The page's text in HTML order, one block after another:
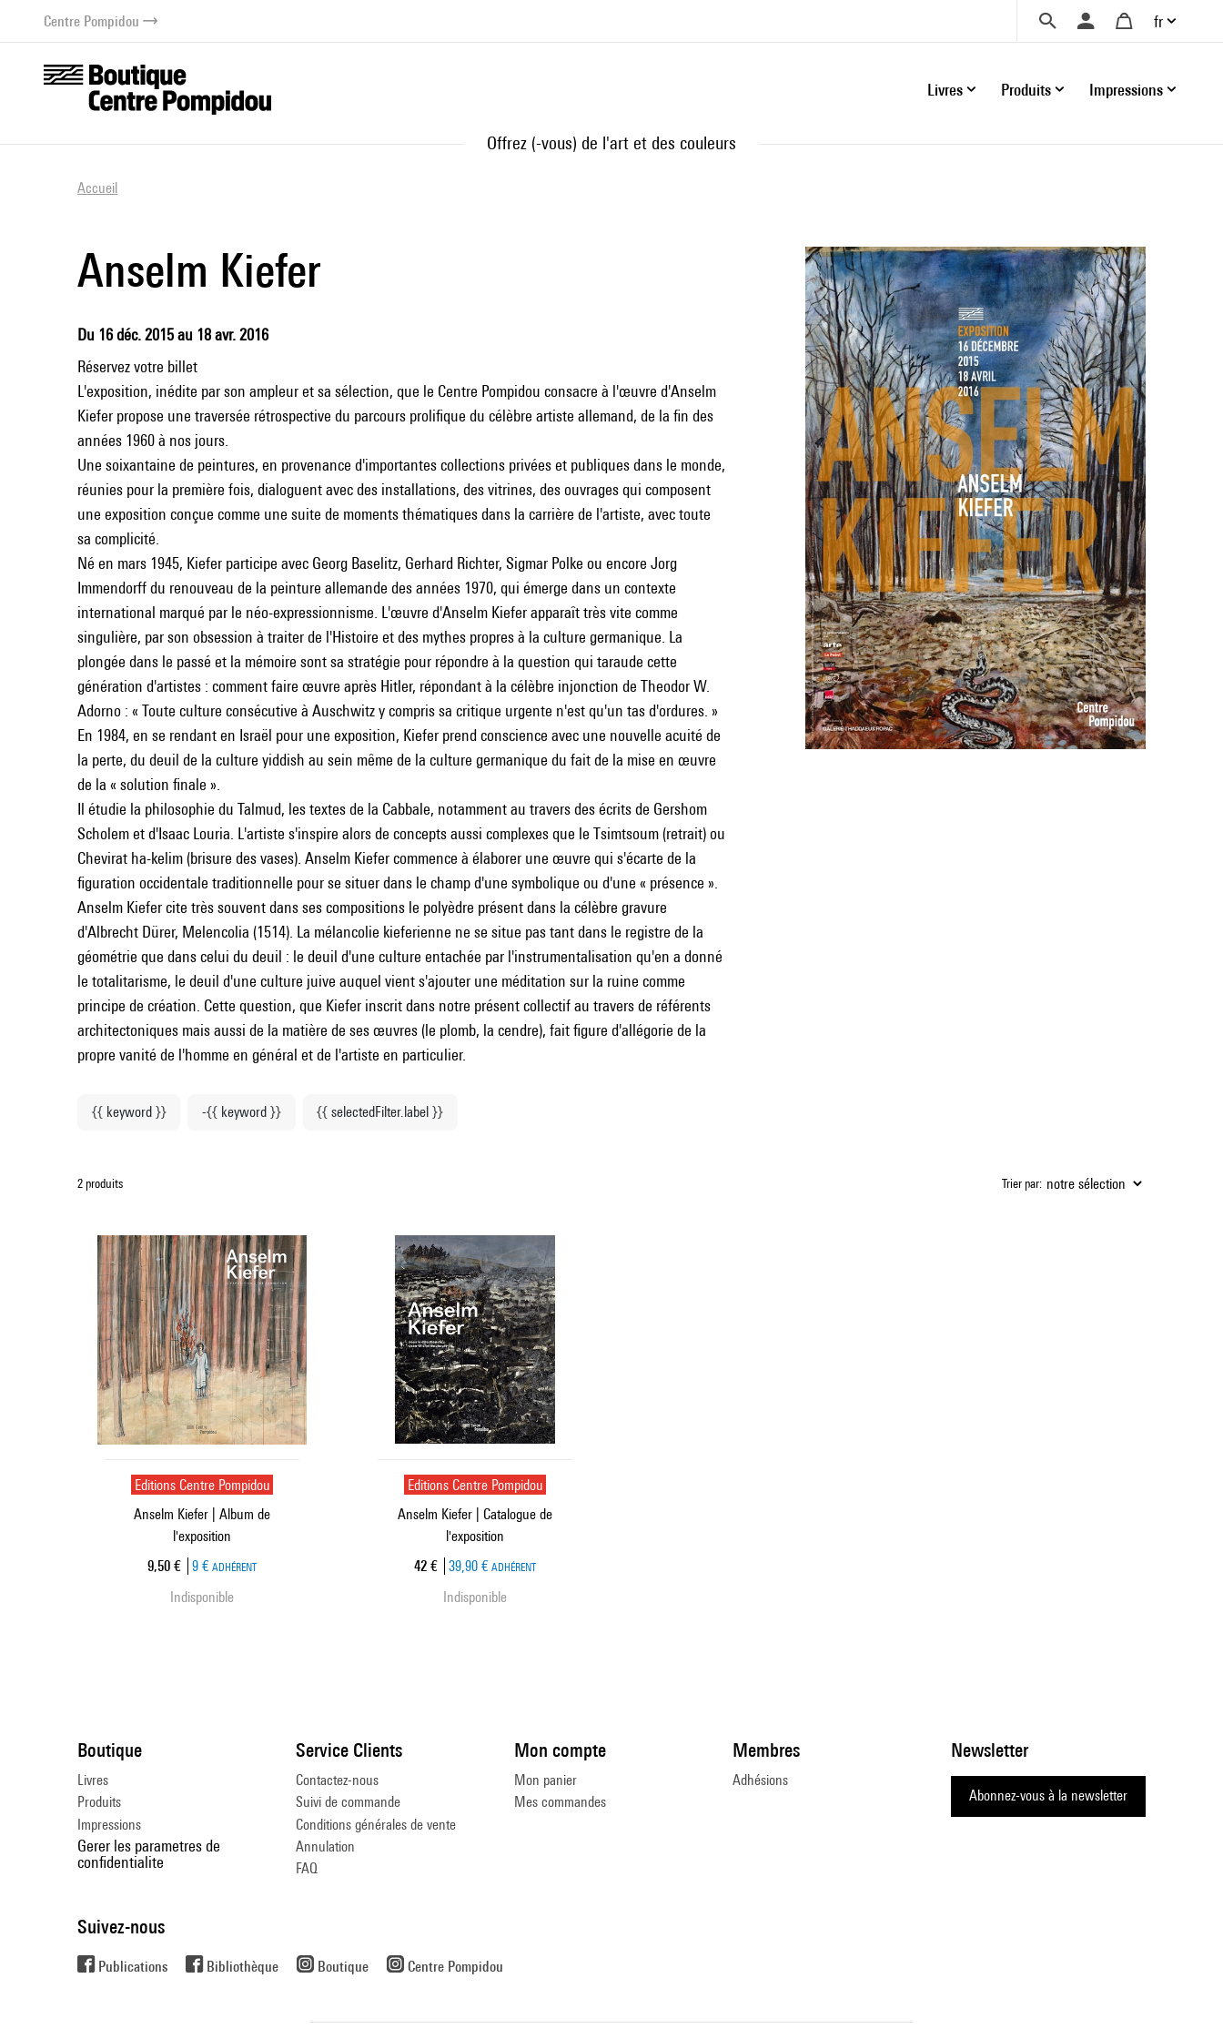
contenuCentre Pompidou fr
Livres Produits Impressions
Offrez (-vous) de l'art et des couleurs
Accueil
Anselm Kiefer
Du 16 déc. 2015 au 18 avr. 2016
Réservez votre billet
L'exposition, inédite par son ampleur et sa sélection, que le Centre Pompidou consacre à l'œuvre d'Anselm
Kiefer propose une traversée rétrospective du parcours prolifique du célèbre artiste allemand, de la fin des
années 1960 à nos jours.
Une soixantaine de peintures, en provenance d'importantes collections privées et publiques dans le monde,
réunies pour la première fois, dialoguent avec des installations, des vitrines, des ouvrages qui composent
une exposition conçue comme une suite de moments thématiques dans la carrière de l'artiste, avec toute
sa complicité.
Né en mars 1945, Kiefer participe avec Georg Baselitz, Gerhard Richter, Sigmar Polke ou encore Jorg
Immendorff du renouveau de la peinture allemande des années 1970, qui émerge dans un contexte
international marqué par le néo-expressionnisme. L'œuvre d'Anselm Kiefer apparaît très vite comme
singulière, par son obsession à traiter de l'Histoire et des mythes propres à la culture germanique. La
plongée dans le passé et la mémoire sont sa stratégie pour répondre à la question qui taraude cette
génération d'artistes : comment faire œuvre après Hitler, répondant à la célèbre injonction de Theodor W.
Adorno : « Toute culture consécutive à Auschwitz y compris sa critique urgente n'est qu'un tas d'ordures. »
En 1984, en se rendant en Israël pour une exposition, Kiefer prend conscience avec une nouvelle acuité de
la perte, du deuil de la culture yiddish au sein même de la culture germanique du fait de la mise en œuvre
de la « solution finale ».
Il étudie la philosophie du Talmud, les textes de la Cabbale, notamment au travers des écrits de Gershom
Scholem et d'Isaac Louria. L'artiste s'inspire alors de concepts aussi complexes que le Tsimtsoum (retrait) ou
Chevirat ha-kelim (brisure des vases). Anselm Kiefer commence à élaborer une œuvre qui s'écarte de la
figuration occidentale traditionnelle pour se situer dans le champ d'une symbolique ou d'une « présence ».
Anselm Kiefer cite très souvent dans ses compositions le polyèdre présent dans la célèbre gravure
d'Albrecht Dürer, Melencolia (1514). La mélancolie kieferienne ne se situe pas tant dans le registre de la
géométrie que dans celui du deuil : le deuil d'une culture entachée par l'instrumentalisation qu'en a donné
le totalitarisme, le deuil d'une culture juive auquel vient s'ajouter une méditation sur la ruine comme
principe de création. Cette question, que Kiefer inscrit dans notre présent collectif au travers de référents
architectoniques mais aussi de la matière de ses œuvres (le plomb, la cendre), fait figure d'allégorie de la
propre vanité de l'homme en général et de l'artiste en particulier.
{{ keyword }} -{{ keyword }} {{ selectedFilter.label }}
2 produits Trier par:
Editions Centre Pompidou
Anselm Kiefer | Album de
l'exposition
Prix ​​actuel
9,50 € 9 € ADHÉRENT
Indisponible
Editions Centre Pompidou
Anselm Kiefer | Catalogue de
l'exposition
Prix ​​actuel
42 € 39,90 € ADHÉRENT
Indisponible
Boutique
Livres
Produits
Impressions
Gerer les parametres de
confidentialite
Newsletter
Abonnez-vous à la newsletter
Service Clients
Contactez-nous
Suivi de commande
Conditions générales de vente
Annulation
FAQ
Mon compte
Mon panier
Mes commandes
Membres
Adhésions
Suivez-nous
Publications Bibliothèque Boutique Centre Pompidou